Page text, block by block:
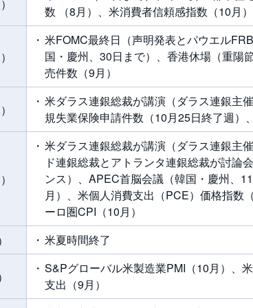
数 （8月）、米消費者信頼感指数（10月）
米FOMC最終日（声明発表とパウエル
国・慶州、30日まで）、香港休場（重陽
売件数（9月）
米ダラス連銀総裁が講演（ダラス連銀主
規失業保険申請件数（10月25日終了週）
米ダラス連銀総裁が講演（ダラス連銀主
ド連銀総裁とアトランタ連銀総裁が討論
ンス）、APEC首脳会議（韓国・慶州、
月）、米個人消費支出（PCE）価格指数
ーロ圏CPI（10月）
米夏時間終了
S&Pグローバル米製造業PMI（10月）、
支出（9月）